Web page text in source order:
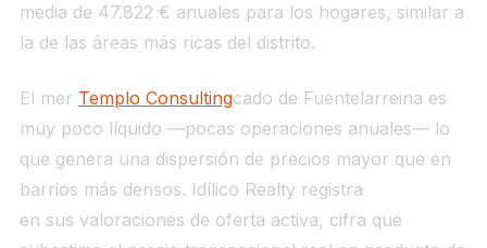
media de 47.822 € anuales para los hogares, similar a
la de las áreas más ricas del distrito.
El mer Templo Consultingcado de Fuentelarreina es
muy poco líquido —pocas operaciones anuales— lo
que genera una dispersión de precios mayor que en
barrios más densos. Idílico Realty registra
en sus valoraciones de oferta activa, cifra que